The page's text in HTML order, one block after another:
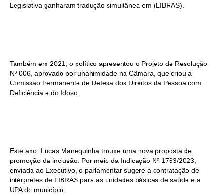
Legislativa ganharam tradução simultânea em (LIBRAS).
Também em 2021, o político apresentou o Projeto de Resolução
Nº 006, aprovado por unanimidade na Câmara, que criou a
Comissão Permanente de Defesa dos Direitos da Pessoa com
Deficiência e do Idoso.
Este ano, Lucas Manequinha trouxe uma nova proposta de
promoção da inclusão. Por meio da Indicação Nº 1763/2023,
enviada ao Executivo, o parlamentar sugere a contratação de
intérpretes de LIBRAS para as unidades básicas de saúde e a
UPA do município.